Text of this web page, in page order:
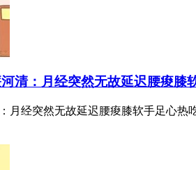
清：月经突然无故延迟腰痠膝
月经突然无故延迟腰痠膝软手足心热